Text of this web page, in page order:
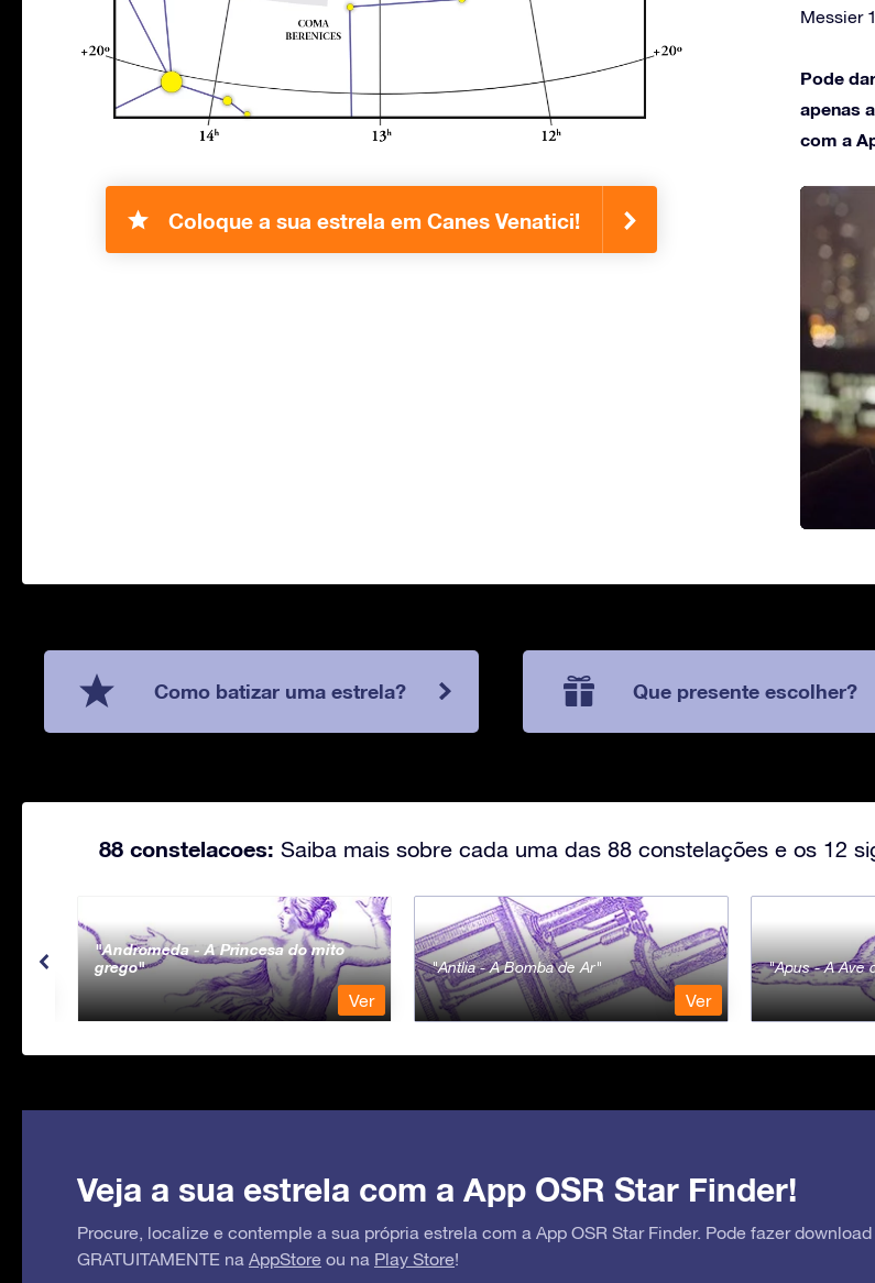
Coloque a sua estrela em Canes Venatici!
Messier
Pode
apenas
com a
Como batizar uma estrela? Que presente escolher?
88 constelacoes: Saiba mais sobre cada uma das 88 constelações e os 12
Andromeda - A Princesa do mito
grego
Ver
Antlia - A Bomba de Ar
Ver
Apus - A Ave
Veja a sua estrela com a App OSR Star Finder!
Procure, localize e contemple a sua própria estrela com a App OSR Star Finder. Pode fazer
GRATUITAMENTE na AppStore ou na Play Store!